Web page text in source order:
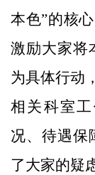
本色”的核
激励大家将
为具体行动
相关科室
况、待遇保
了大家的疑